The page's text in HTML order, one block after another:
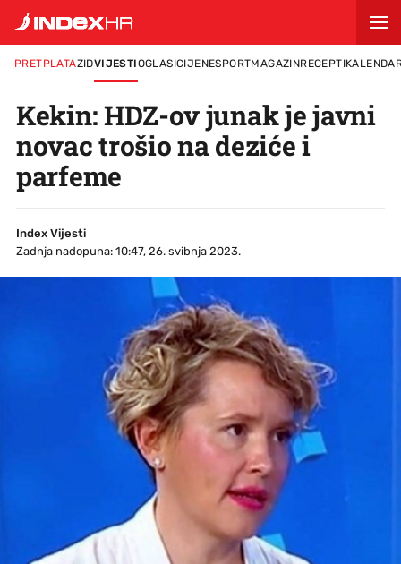
PRETPLATAZIDVIJESTIOGLASICIJENESPORTMAGAZINRECEPTI
Kekin: HDZ-ov junak je javni
novac trošio na deziće i
parfeme
Index Vijesti
Zadnja nadopuna: 10:47, 26. svibnja 2023.